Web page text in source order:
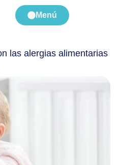
Menú
las alergias alimentarias